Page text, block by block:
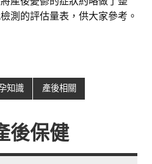
測的評估量表，供大家參考。
知識 產後相關
後保健